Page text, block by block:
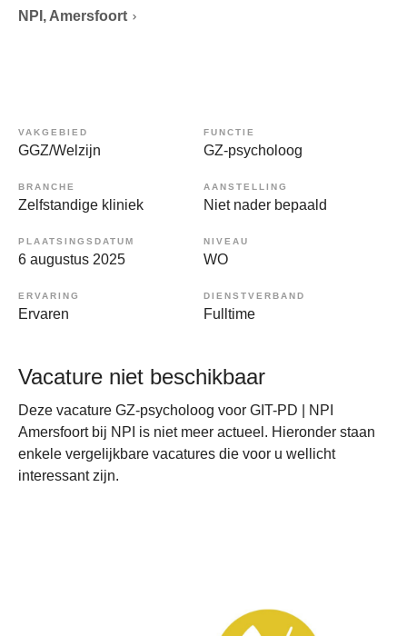
NPI, Amersfoort
VAKGEBIED
GGZ/Welzijn
FUNCTIE
GZ-psycholoog
BRANCHE
Zelfstandige kliniek
AANSTELLING
Niet nader bepaald
PLAATSINGSDATUM
6 augustus 2025
NIVEAU
WO
ERVARING
Ervaren
DIENSTVERBAND
Fulltime
Vacature niet beschikbaar
Deze vacature GZ-psycholoog voor GIT-PD | NPI
Amersfoort bij NPI is niet meer actueel. Hieronder staan
enkele vergelijkbare vacatures die voor u wellicht
interessant zijn.